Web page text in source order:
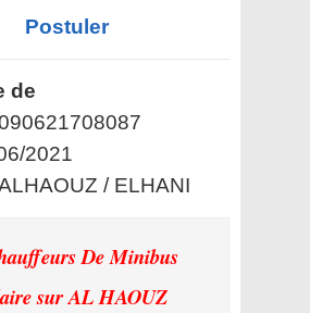
Postuler
de
2021
/ ELHANI
De Minibus
sur AL HAOUZ